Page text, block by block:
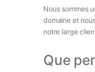
Nous sommes
domaine et
notre large
Que